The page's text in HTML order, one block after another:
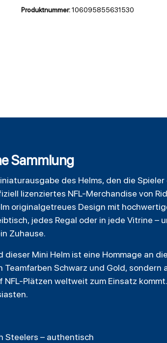
Produktnummer:106095855631530
Sammlung
des Helms, den die
lizenziertes NFL-Merchandise von
originalgetreues Design mit
jedes Regal oder in jede Vitrine –
Zuhause.
dieser Mini Helm ist eine Hommage an
Schwarz und Gold, sondern
Plätzen weltweit zum Einsatz
Steelers – authentisch